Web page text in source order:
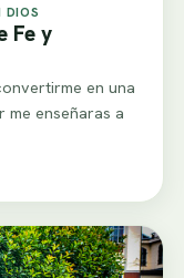
DIOS
Fe y
en una
enseñaras a